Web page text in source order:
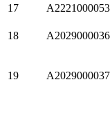
17
A2221000053
18 A2029000036
19 A2029000037